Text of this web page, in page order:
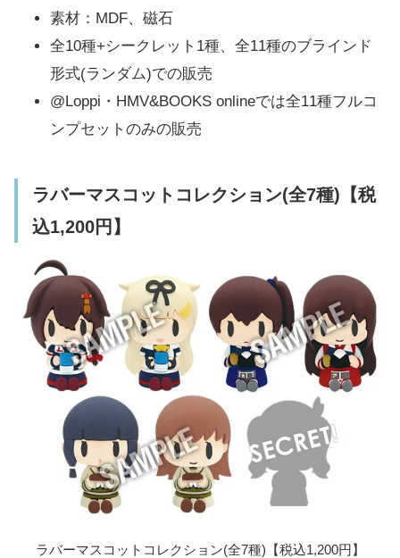
素材：MDF、磁石
全10種+シークレット1種、全11種のブラインド
形式(ランダム)での販売
@Loppi・HMV&BOOKS onlineでは全11種フルコ
ンプセットのみの販売
ラバーマスコットコレクション(全7種)【税
込1,200円】
ラバーマスコットコレクション(全7種)【税込1,200円】